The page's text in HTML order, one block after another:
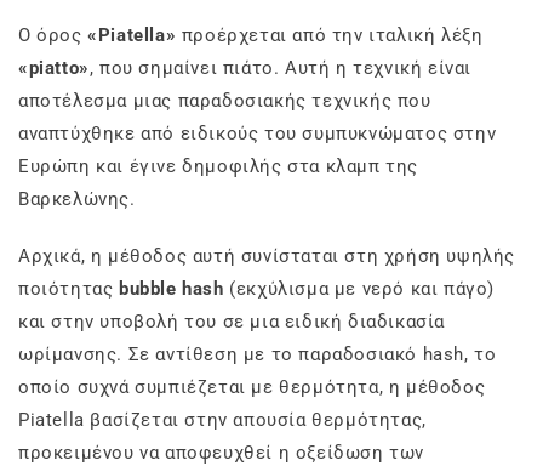
Ο όρος«Piatella» προέρχεται από την ιταλική λέξη
«piatto», που σημαίνει πιάτο. Αυτή η τεχνική είναι
αποτέλεσμα μιας παραδοσιακής τεχνικής που
αναπτύχθηκε από ειδικούς του συμπυκνώματος στην
Ευρώπη και έγινε δημοφιλής στα κλαμπ της
Βαρκελώνης.
Αρχικά, η μέθοδος αυτή συνίσταται στη χρήση υψηλής
ποιότητας bubble hash (εκχύλισμα με νερό και πάγο)
και στην υποβολή του σε μια ειδική διαδικασία
ωρίμανσης. Σε αντίθεση με το παραδοσιακό hash, το
οποίο συχνά συμπιέζεται με θερμότητα, η μέθοδος
Piatella βασίζεται στην απουσία θερμότητας,
προκειμένου να αποφευχθεί η οξείδωση των